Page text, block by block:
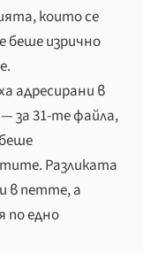
които се
беше изрично
адресирани в
за 31-те файла,
Разликата
в петте, а
по едно